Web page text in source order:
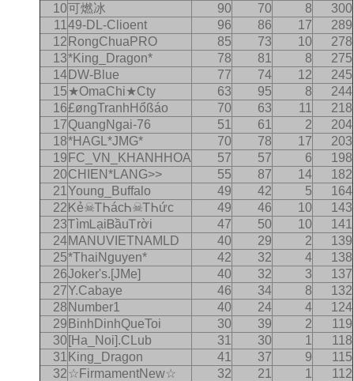
10可燃冰 90 70 8
300
11 49-DL-Clioent 96 86 17
289
12 RongChuaPRO 85 73 10
278
13*King_Dragon* 78 81 8
275
14 DW-Blue 77 74 12
245
15 ★OmaChi★Cty 63 95 8
244
16£øngTranhHổßáo 70 63 11
218
17QuangNgai-76 51 61 2
204
18*HAGL*JMG* 70 78 17
203
19 FC_VN_KHANHHOA 57 57 6
198
20CHIEN*LANG>> 55 87 14
182
21 Young_Buffalo 49 42 5
164
22Ꮶẻ☠ᎢᏂácᏂ☠ᎢᏂức 49 46 10
143
23ᎢìmᏞạiᏴầuᎢrời 47 50 10
141
24MANUVIETNAMLD 40 29 2
139
25*ThaiNguyen* 42 32 4
138
26Joker's.[JMe] 40 32 3
137
27Y.Cabaye 46 34 8
132
28 Number1 40 24 4
124
29 BinhDinhQueToi 30 39 2
119
30[Ha_Noi].CLub 31 30 1
118
31 King_Dragon 41 37 9
115
32 ☆FirmamentNew☆ 32 21 1
112